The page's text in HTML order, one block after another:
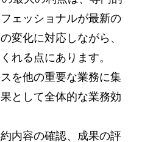
ェッショナルが最新の
変化に対応しながら、
れる点にあります。
を他の重要な業務に集
として全体的な業務効
内容の確認、成果の評